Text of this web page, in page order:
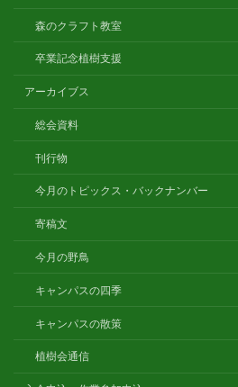
森のクラフト教室
卒業記念植樹支援
アーカイブス
総会資料
刊行物
今月のトピックス・バックナンバー
寄稿文
今月の野鳥
キャンパスの四季
キャンパスの散策
植樹会通信